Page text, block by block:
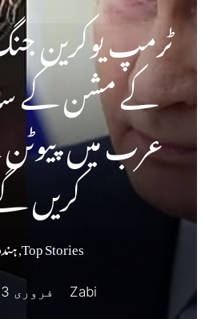
ٹرمپ یوکرین
کے مشن کے
عرب میں
کریں
Top Stories
,
Zabi فروری 13, 2025